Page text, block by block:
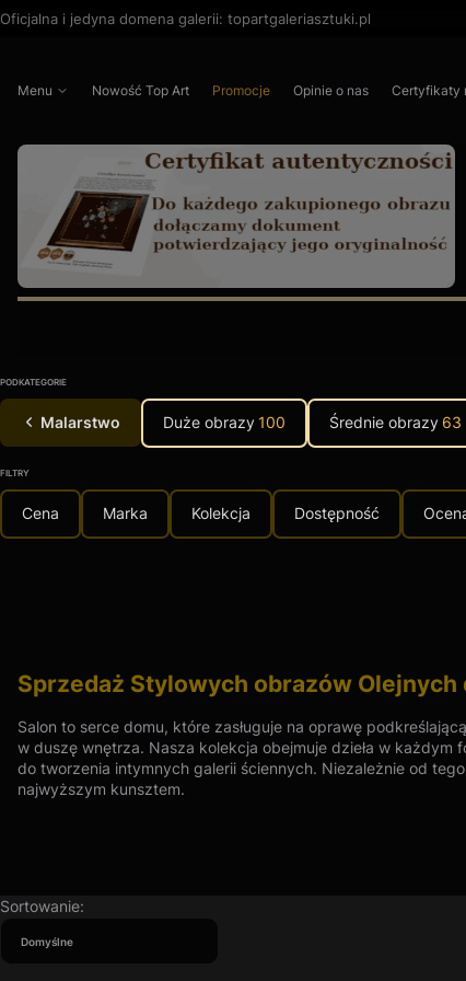
Oficjalna i jedyna domena galerii: topartgaleriasztuki.pl
Menu Nowość Top Art Promocje Opinie o nas Certyfikaty
Naciśnij Enter lub spację, aby otworzyć stronę.
Naciśnij Enter lub spację, aby otworzyć stronę.
Naciśnij Enter lub spację, aby otworzyć stronę.
Naciśnij Enter lub spację, aby otworzyć stronę.
PODKATEGORIE
Malarstwo Duże obrazy 100 Średnie obrazy 63
FILTRY
Cena Marka Kolekcja Dostępność
Sprzedaż Stylowych obrazów Olejnych
Salon to serce domu, które zasługuje na oprawę
w duszę wnętrza. Nasza kolekcja obejmuje dzieła w każdym
do tworzenia intymnych galerii ściennych. Niezależnie od
najwyższym kunsztem.
Zapewniamy profesjonalne wsparcie w doborze tematyki i
Galeria Sztuki to renomowana galeria specjalizująca się w
zaspokoić potrzeby każdego klienta, oferując zarówno duże,
Lista produktów
Sortowanie:
Domyślne